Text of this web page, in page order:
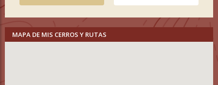
MAPA DE MIS CERROS Y RUTAS